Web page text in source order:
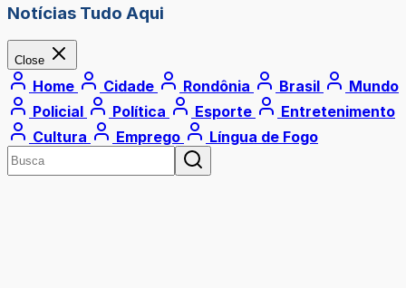
Notícias Tudo Aqui
Close
Home Cidade Rondônia Brasil
Mundo
Policial
Política Esporte
Entretenimento
Cultura
Emprego Língua de Fogo